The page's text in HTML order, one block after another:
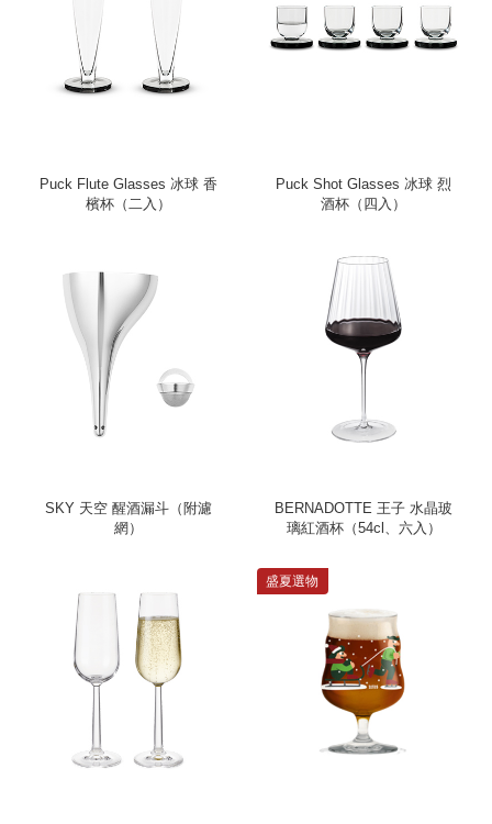
Puck Flute Glasses 冰球 香
檳杯（二入）
Puck Shot Glasses 冰球 烈
酒杯（四入）
SKY 天空 醒酒漏斗（附濾
網）
BERNADOTTE 王子 水晶玻
璃紅酒杯（54cl、六入）
盛夏選物